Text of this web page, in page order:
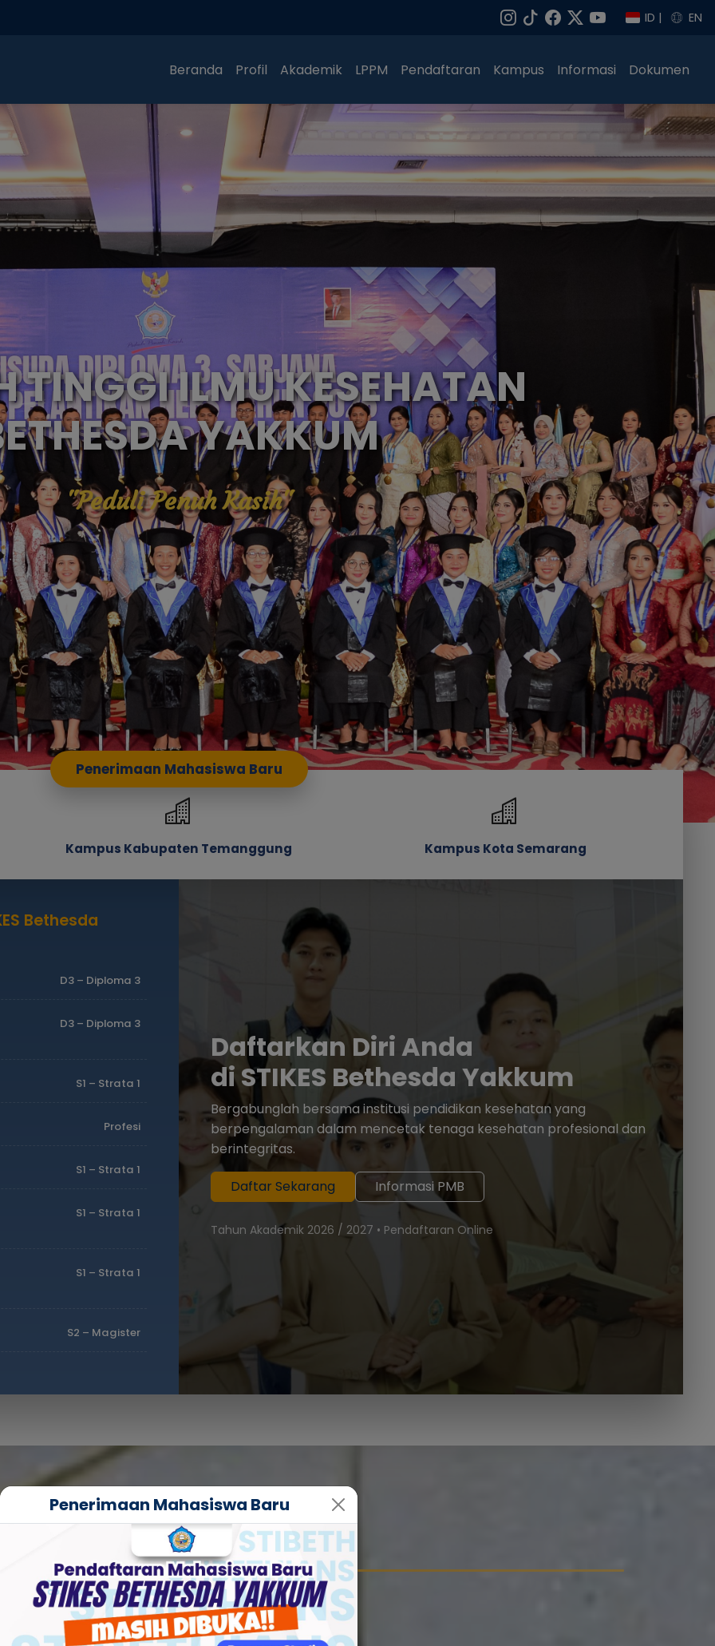
ID | EN
Beranda Profil Akademik LPPM Pendaftaran Kampus Informasi Dokumen
TINGGI ILMU KESEHATAN
YAKKUM
"Peduli Penuh Kasih"
Penerimaan Mahasiswa Baru
Kampus Kabupaten Temanggung Kampus Kota Semarang
Bethesda
D3 – Diploma 3
D3 – Diploma 3
S1 – Strata 1
Profesi
S1 – Strata 1
S1 – Strata 1
S1 – Strata 1
S2 – Magister
Daftarkan Diri Anda
di STIKES Bethesda Yakkum
Bergabunglah bersama institusi pendidikan kesehatan yang
berpengalaman dalam mencetak tenaga kesehatan profesional dan
berintegritas.
Daftar Sekarang Informasi PMB
Tahun Akademik 2026 / 2027 • Pendaftaran Online
Penerimaan Mahasiswa Baru